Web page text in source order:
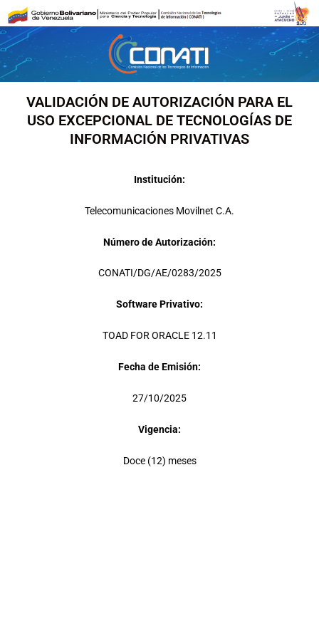
contenido
VALIDACIÓN DE AUTORIZACIÓN PARA EL
USO EXCEPCIONAL DE TECNOLOGÍAS DE
INFORMACIÓN PRIVATIVAS
Institución:
Telecomunicaciones Movilnet C.A.
Número de Autorización:
CONATI/DG/AE/0283/2025
Software Privativo:
TOAD FOR ORACLE 12.11
Fecha de Emisión:
27/10/2025
Vigencia:
Doce (12) meses